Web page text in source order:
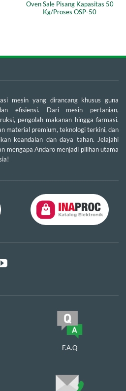
Oven Sale Pisang Kapasitas 50
Kg/Proses OSP-50
mesin yang dirancang khusus guna
efisiensi. Dari mesin pertanian,
pengolah makanan hingga farmasi.
material premium, teknologi terkini, dan
keandalan dan daya tahan. Jelajahi
mengapa Andaro menjadi pilihan utama
F.A.Q